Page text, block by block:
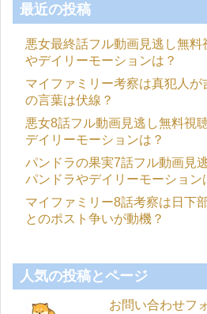
最近の投稿
悪女最終話フル動画見逃し無
やデイリーモーションは？
マイファミリー考察は真犯人が
の言葉は伏線？
悪女8話フル動画見逃し無料視
デイリーモーションは？
パンドラの果実7話フル動画見
パンドラやデイリーモーション
マイファミリー8話考察は日下
とのポスト争いが動機？
人気の投稿とページ
お問い合わせフ